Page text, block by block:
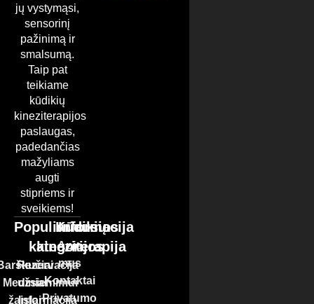
jų vystymąsi,
sensorinį
pažinimą ir
smalsumą.
Taip pat
teikiame
kūdikių
kineziterapijos
paslaugas,
padedančias
mažyliams
augti
stipriems ir
sveikiems!
Populiariausios
kategorijos
Mediniai
žaislai
Kūdikių
kineziterapija
Rezervacija
užsiemimui
Informacija
Informacija
Apie
mus
Kontaktai
Privatumo